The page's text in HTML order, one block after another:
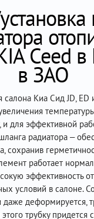
Ceed
в ЗАО
салона Киа Сид JD, ED
и для эффективной
радиатора –
сохранив
работает
эффективность
условий в салоне.
даже деформируется,
трубку придется